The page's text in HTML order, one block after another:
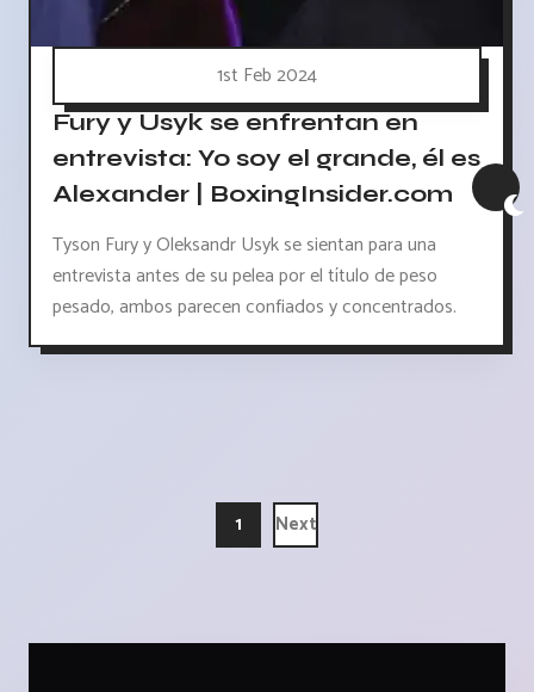
1st Feb 2024
Fury y Usyk se enfrentan en
entrevista: Yo soy el grande, él es
Alexander | BoxingInsider.com
Tyson Fury y Oleksandr Usyk se sientan para una
entrevista antes de su pelea por el título de peso
pesado, ambos parecen confiados y concentrados.
1 Next